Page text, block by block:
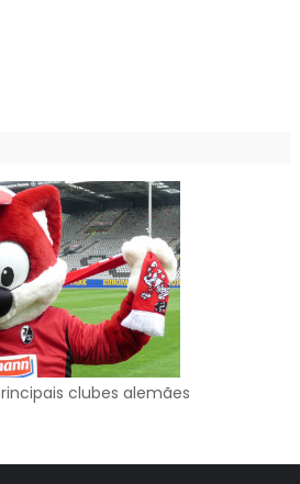
clubes alemães